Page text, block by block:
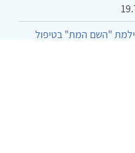
"השם המת" בטיפול